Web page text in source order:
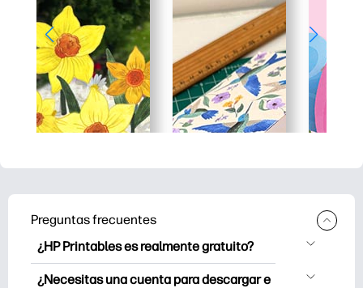
Preguntas frecuentes
¿HP Printables es realmente gratuito?
HP Printables ofrece más de 2500
¿Necesitas una cuenta para descargar e